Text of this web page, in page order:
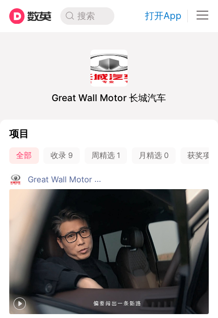
搜索 打开App
Great Wall Motor 长城汽车
项目
全部 收录 9 周精选 1 月精选 0 获奖项
Great Wall Motor 长城汽车